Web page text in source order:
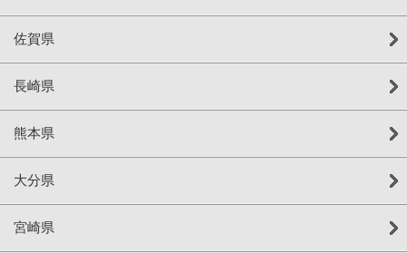
佐賀県
長崎県
熊本県
大分県
宮崎県